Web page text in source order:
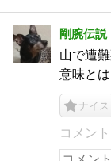
剛腕伝説
山で遭
意味とは
ナイス
コメン